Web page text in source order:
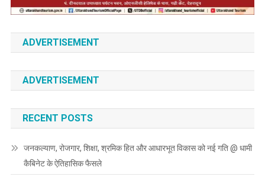
ADVERTISEMENT
ADVERTISEMENT
RECENT POSTS
जनकल्याण, रोजगार, शिक्षा, श्रमिक हित और आधारभूत विकास को नई गति @ धामी
कैबिनेट के ऐतिहासिक फैसले